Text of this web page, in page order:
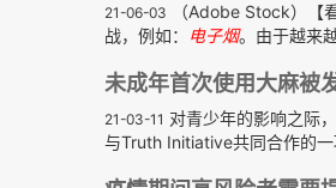
21-06-03
（Adobe Stock）【
战，例如：
电子烟。由于越来
未成年首次使用大麻被
21-03-11 对青少年的影响之际
与Truth Initiative共同合作的一